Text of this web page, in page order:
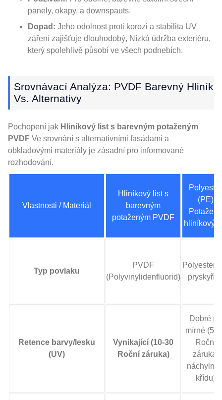
panely, okapy, a downspauts.
Dopad: Jeho odolnost proti korozi a stabilita UV
záření zajišťuje dlouhodobý, Nízká údržba exteriéru,
který spolehlivě působí ve všech podnebích.
Srovnávací Analýza: PVDF Barevný Hliník
Vs. Alternativy
Pochopení jak Hliníkový list s barevným potaženým
PVDF Ve srovnání s alternativními fasádami a
obkladovými materiály je zásadní pro informované
rozhodování.
Vlastnosti / Materiál
Hliníkový list s
barevným
potaženým PVDF
Polyester
(PE)
Potažený
hliníkový
Typ povlaku
PVDF
(Polyvinylidenfluorid)
Retence barvy/lesku
(UV)
Vynikající (10-30
Roční záruka)
Dobré na
mírné (5-
Roční
záruka,
náchylný
křídu)